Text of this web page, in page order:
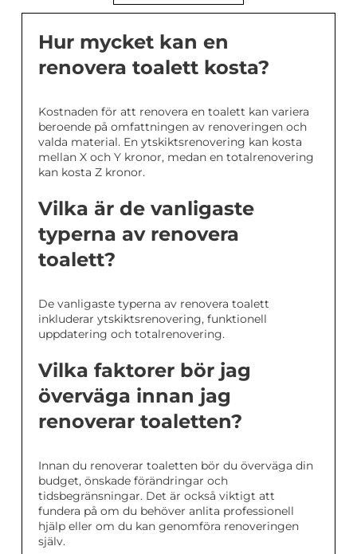
Hur mycket kan en
renovera toalett kosta?
Kostnaden för att renovera en toalett kan variera
beroende på omfattningen av renoveringen och
valda material. En ytskiktsrenovering kan kosta
mellan X och Y kronor, medan en totalrenovering
kan kosta Z kronor.
Vilka är de vanligaste
typerna av renovera
toalett?
De vanligaste typerna av renovera toalett
inkluderar ytskiktsrenovering, funktionell
uppdatering och totalrenovering.
Vilka faktorer bör jag
överväga innan jag
renoverar toaletten?
Innan du renoverar toaletten bör du överväga din
budget, önskade förändringar och
tidsbegränsningar. Det är också viktigt att
fundera på om du behöver anlita professionell
hjälp eller om du kan genomföra renoveringen
själv.